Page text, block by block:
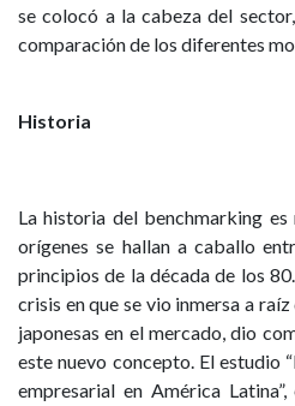
se colocó a la cabeza del
comparación de los diferentes
Historia
La historia del benchmarking es
orígenes se hallan a caballo
principios de la década de los
crisis en que se vio inmersa a
japonesas en el mercado, dio
este nuevo concepto. El estudio
empresarial en América